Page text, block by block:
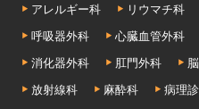
アレルギー科
リウマチ科
呼吸器外科
心臓血管外科
消化器外科
肛門外科
放射線科
麻酔科 病理